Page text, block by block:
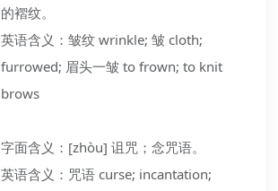
的褶纹。
英语含义：皱纹 wrinkle; 皱 cloth;
furrowed; 眉头一皱 to frown; to knit
brows
字面含义：[zhòu] 诅咒；念咒语。
英语含义：咒语 curse; incantation;